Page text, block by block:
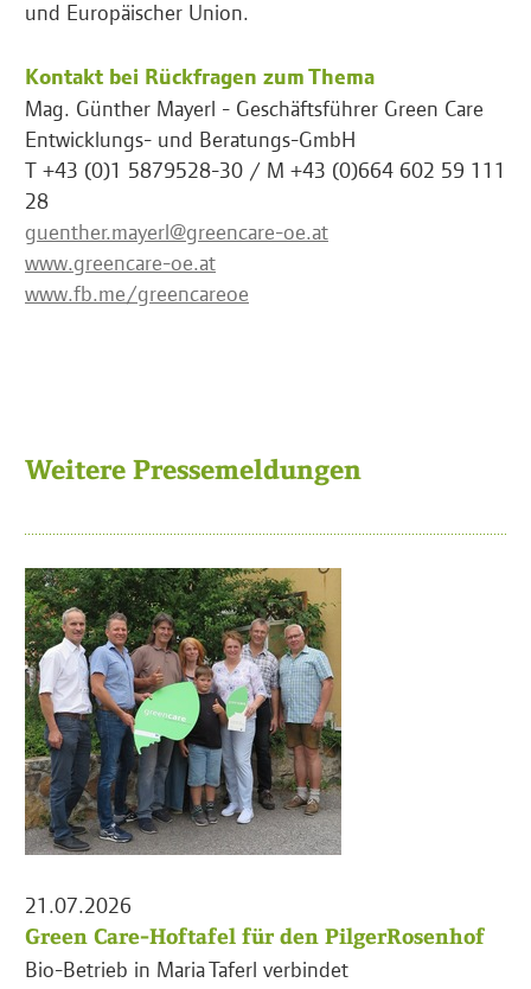
und Europäischer Union.
Kontakt bei Rückfragen zum Thema
Mag. Günther Mayerl - Geschäftsführer Green Care
Entwicklungs- und Beratungs-GmbH
T +43 (0)1 5879528-30 / M +43 (0)664 602 59 111
28
guenther.mayerl@greencare-oe.at
www.greencare-oe.at
www.fb.me/greencareoe
Weitere Pressemeldungen
21.07.2026
Green Care-Hoftafel für den PilgerRosenhof
Bio-Betrieb in Maria Taferl verbindet